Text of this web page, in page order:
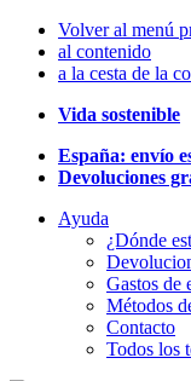
Volver al menú
al contenido
a la cesta de la
Vida sostenible
España: envío
Devoluciones
Ayuda
¿Dónde
Gastos de
Métodos
Contacto
Todos los